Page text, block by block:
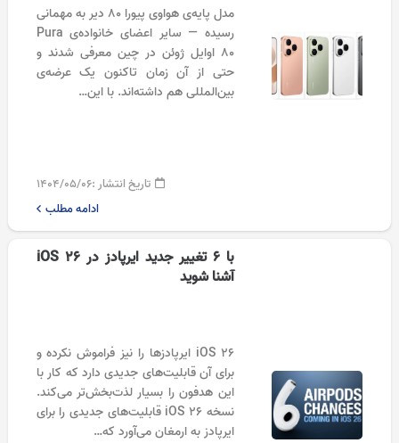
مدل پایه‌ی هواوی پیورا ۸۰ دیر به مهمانی
رسیده — سایر اعضای خانواده‌ی Pura
80 اوایل ژوئن در چین معرفی شدند و
حتی از آن زمان تاکنون یک عرضه‌ی
بین‌المللی هم داشته‌اند. با این…
تاریخ انتشار :۱۴۰۴/۰۵/۰۶
ادامه مطلب
با ۶ تغییر جدید ایرپادز در iOS 26
آشنا شوید
iOS 26 ایرپادزها را نیز فراموش نکرده و
برای آن قابلیت‌های جدیدی دارد که کار با
این هدفون را بسیار لذت‌بخش‌تر می‌کند.
نسخه iOS 26 قابلیت‌های جدیدی را برای
ایرپادز به ارمغان می‌آورد که…